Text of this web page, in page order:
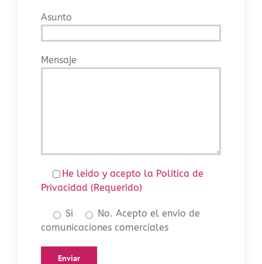
Asunto
Mensaje
He leido y acepto la Política de
Privacidad (Requerido)
Si No. Acepto el envío de
comunicaciones comerciales